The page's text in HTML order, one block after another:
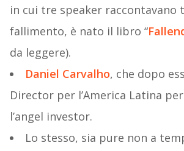
in cui tre speaker raccontavano
fallimento, è nato il libro “
da leggere).
Daniel Carvalho, che dopo
Director per l’America Latina per
l’angel investor.
Lo stesso, sia pure non a